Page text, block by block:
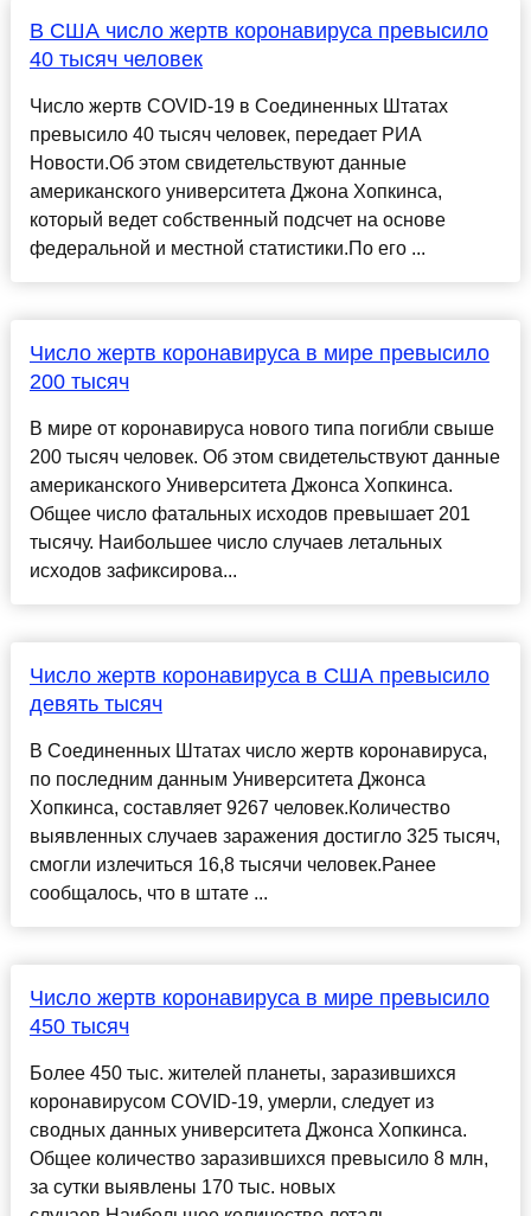
В США число жертв коронавируса превысило
40 тысяч человек
Число жертв COVID-19 в Соединенных Штатах
превысило 40 тысяч человек, передает РИА
Новости.Об этом свидетельствуют данные
американского университета Джона Хопкинса,
который ведет собственный подсчет на основе
федеральной и местной статистики.По его ...
Число жертв коронавируса в мире превысило
200 тысяч
В мире от коронавируса нового типа погибли свыше
200 тысяч человек. Об этом свидетельствуют данные
американского Университета Джонса Хопкинса.
Общее число фатальных исходов превышает 201
тысячу. Наибольшее число случаев летальных
исходов зафиксирова...
Число жертв коронавируса в США превысило
девять тысяч
В Соединенных Штатах число жертв коронавируса,
по последним данным Университета Джонса
Хопкинса, составляет 9267 человек.Количество
выявленных случаев заражения достигло 325 тысяч,
смогли излечиться 16,8 тысячи человек.Ранее
сообщалось, что в штате ...
Число жертв коронавируса в мире превысило
450 тысяч
Более 450 тыс. жителей планеты, заразившихся
коронавирусом COVID-19, умерли, следует из
сводных данных университета Джонса Хопкинса.
Общее количество заразившихся превысило 8 млн,
за сутки выявлены 170 тыс. новых